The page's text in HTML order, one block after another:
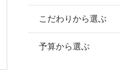
こだわりから選ぶ
予算から選ぶ